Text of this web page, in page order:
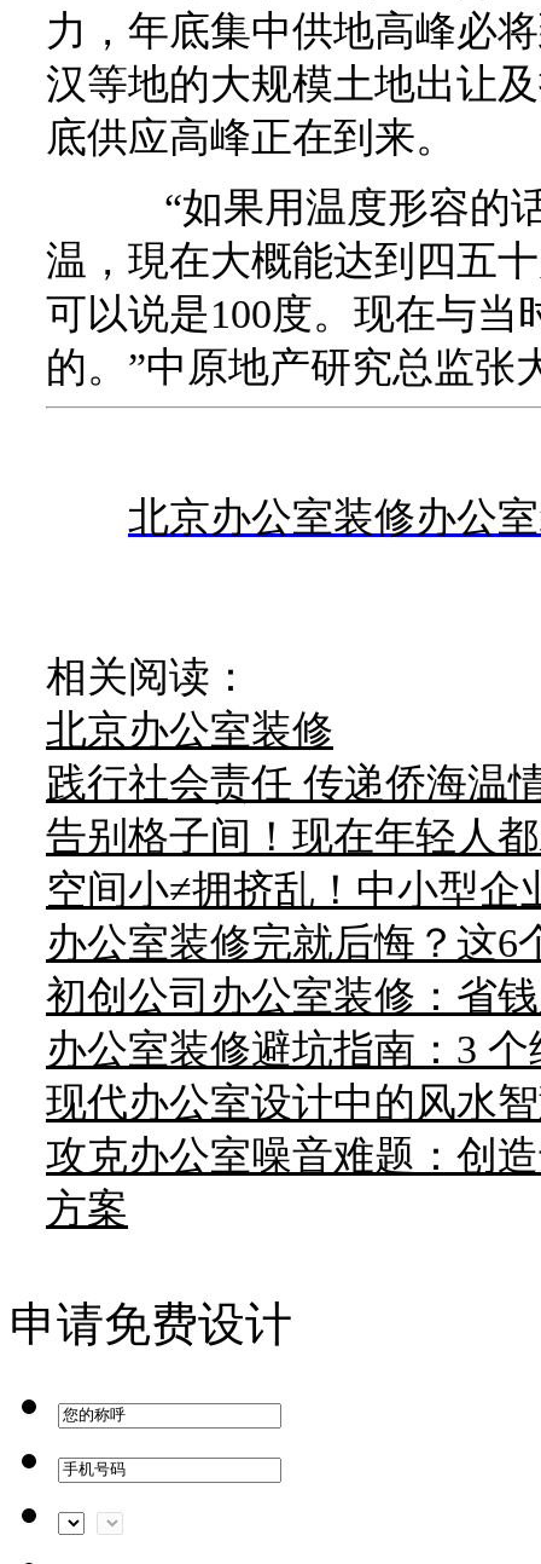
力，年底集中供地高峰必
汉等地的大规模土地出让
底供应高峰正在到来。
“如果用温度形容的话
温，現在大概能达到四五
可以说是100度。现在与
的。”中原地产研究总监张
北京办公室装修办公
相关阅读：
北京办公室装修
践行社会责任 传递侨海温
告别格子间！现在年轻人
空间小≠拥挤乱！中小型
办公室装修完就后悔？这6
初创公司办公室装修：省
办公室装修避坑指南：3
现代办公室设计中的风水
攻克办公室噪音难题：创
方案
申请免费设计